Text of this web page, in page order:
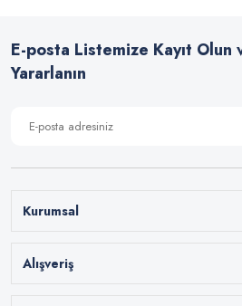
E-posta Listemize Kayıt Olun
Yararlanın
Kurumsal
Alışveriş